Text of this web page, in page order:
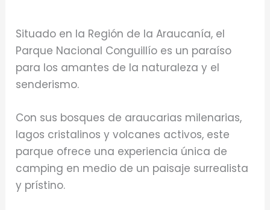
Situado en la Región de la Araucanía, el
Parque Nacional Conguillío es un paraíso
para los amantes de la naturaleza y el
senderismo.
Con sus bosques de araucarias milenarias,
lagos cristalinos y volcanes activos, este
parque ofrece una experiencia única de
camping en medio de un paisaje surrealista
y prístino.